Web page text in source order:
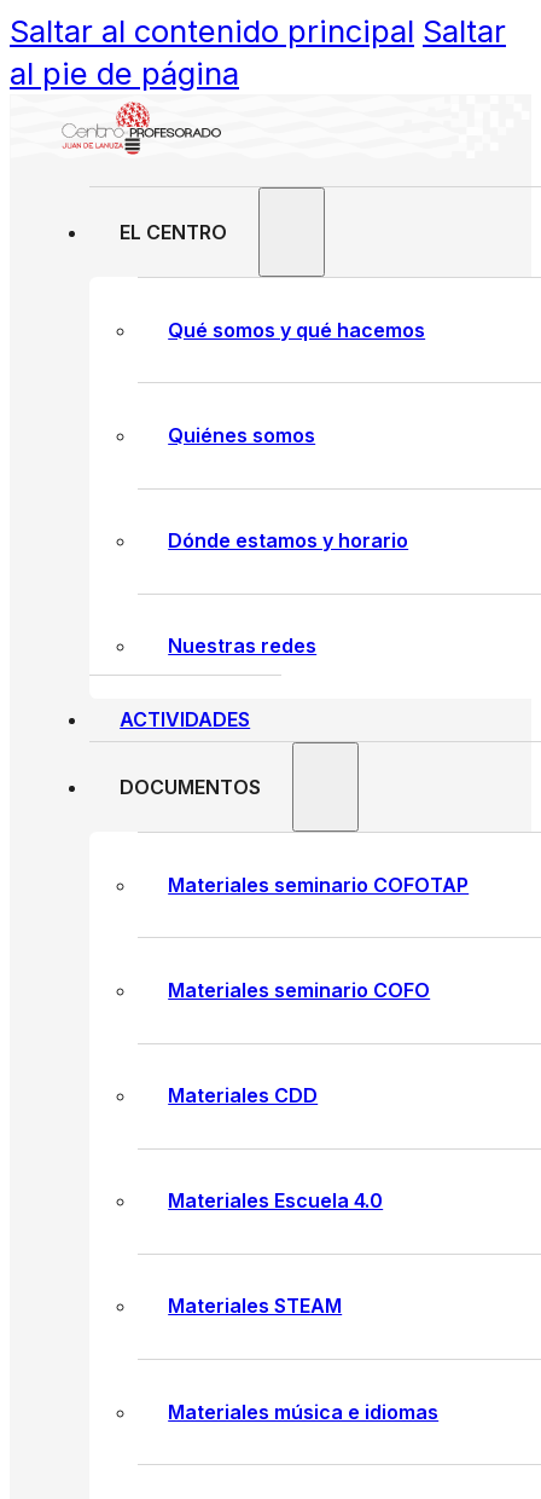
Saltar al contenido principal Saltar
al pie de página
EL CENTRO
Qué somos y qué hacemos
Quiénes somos
Dónde estamos y horario
Nuestras redes
ACTIVIDADES
DOCUMENTOS
Materiales seminario COFOTAP
Materiales seminario COFO
Materiales CDD
Materiales Escuela 4.0
Materiales STEAM
Materiales música e idiomas